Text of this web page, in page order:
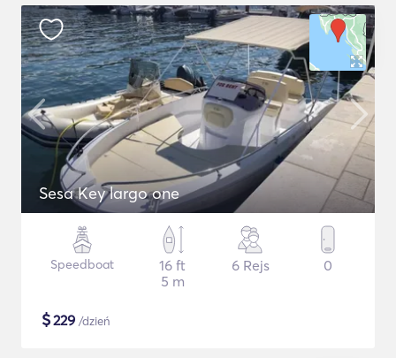
Sesa Key largo one
Speedboat
16 ft
5 m
6 Rejs 0
$229 /dzień